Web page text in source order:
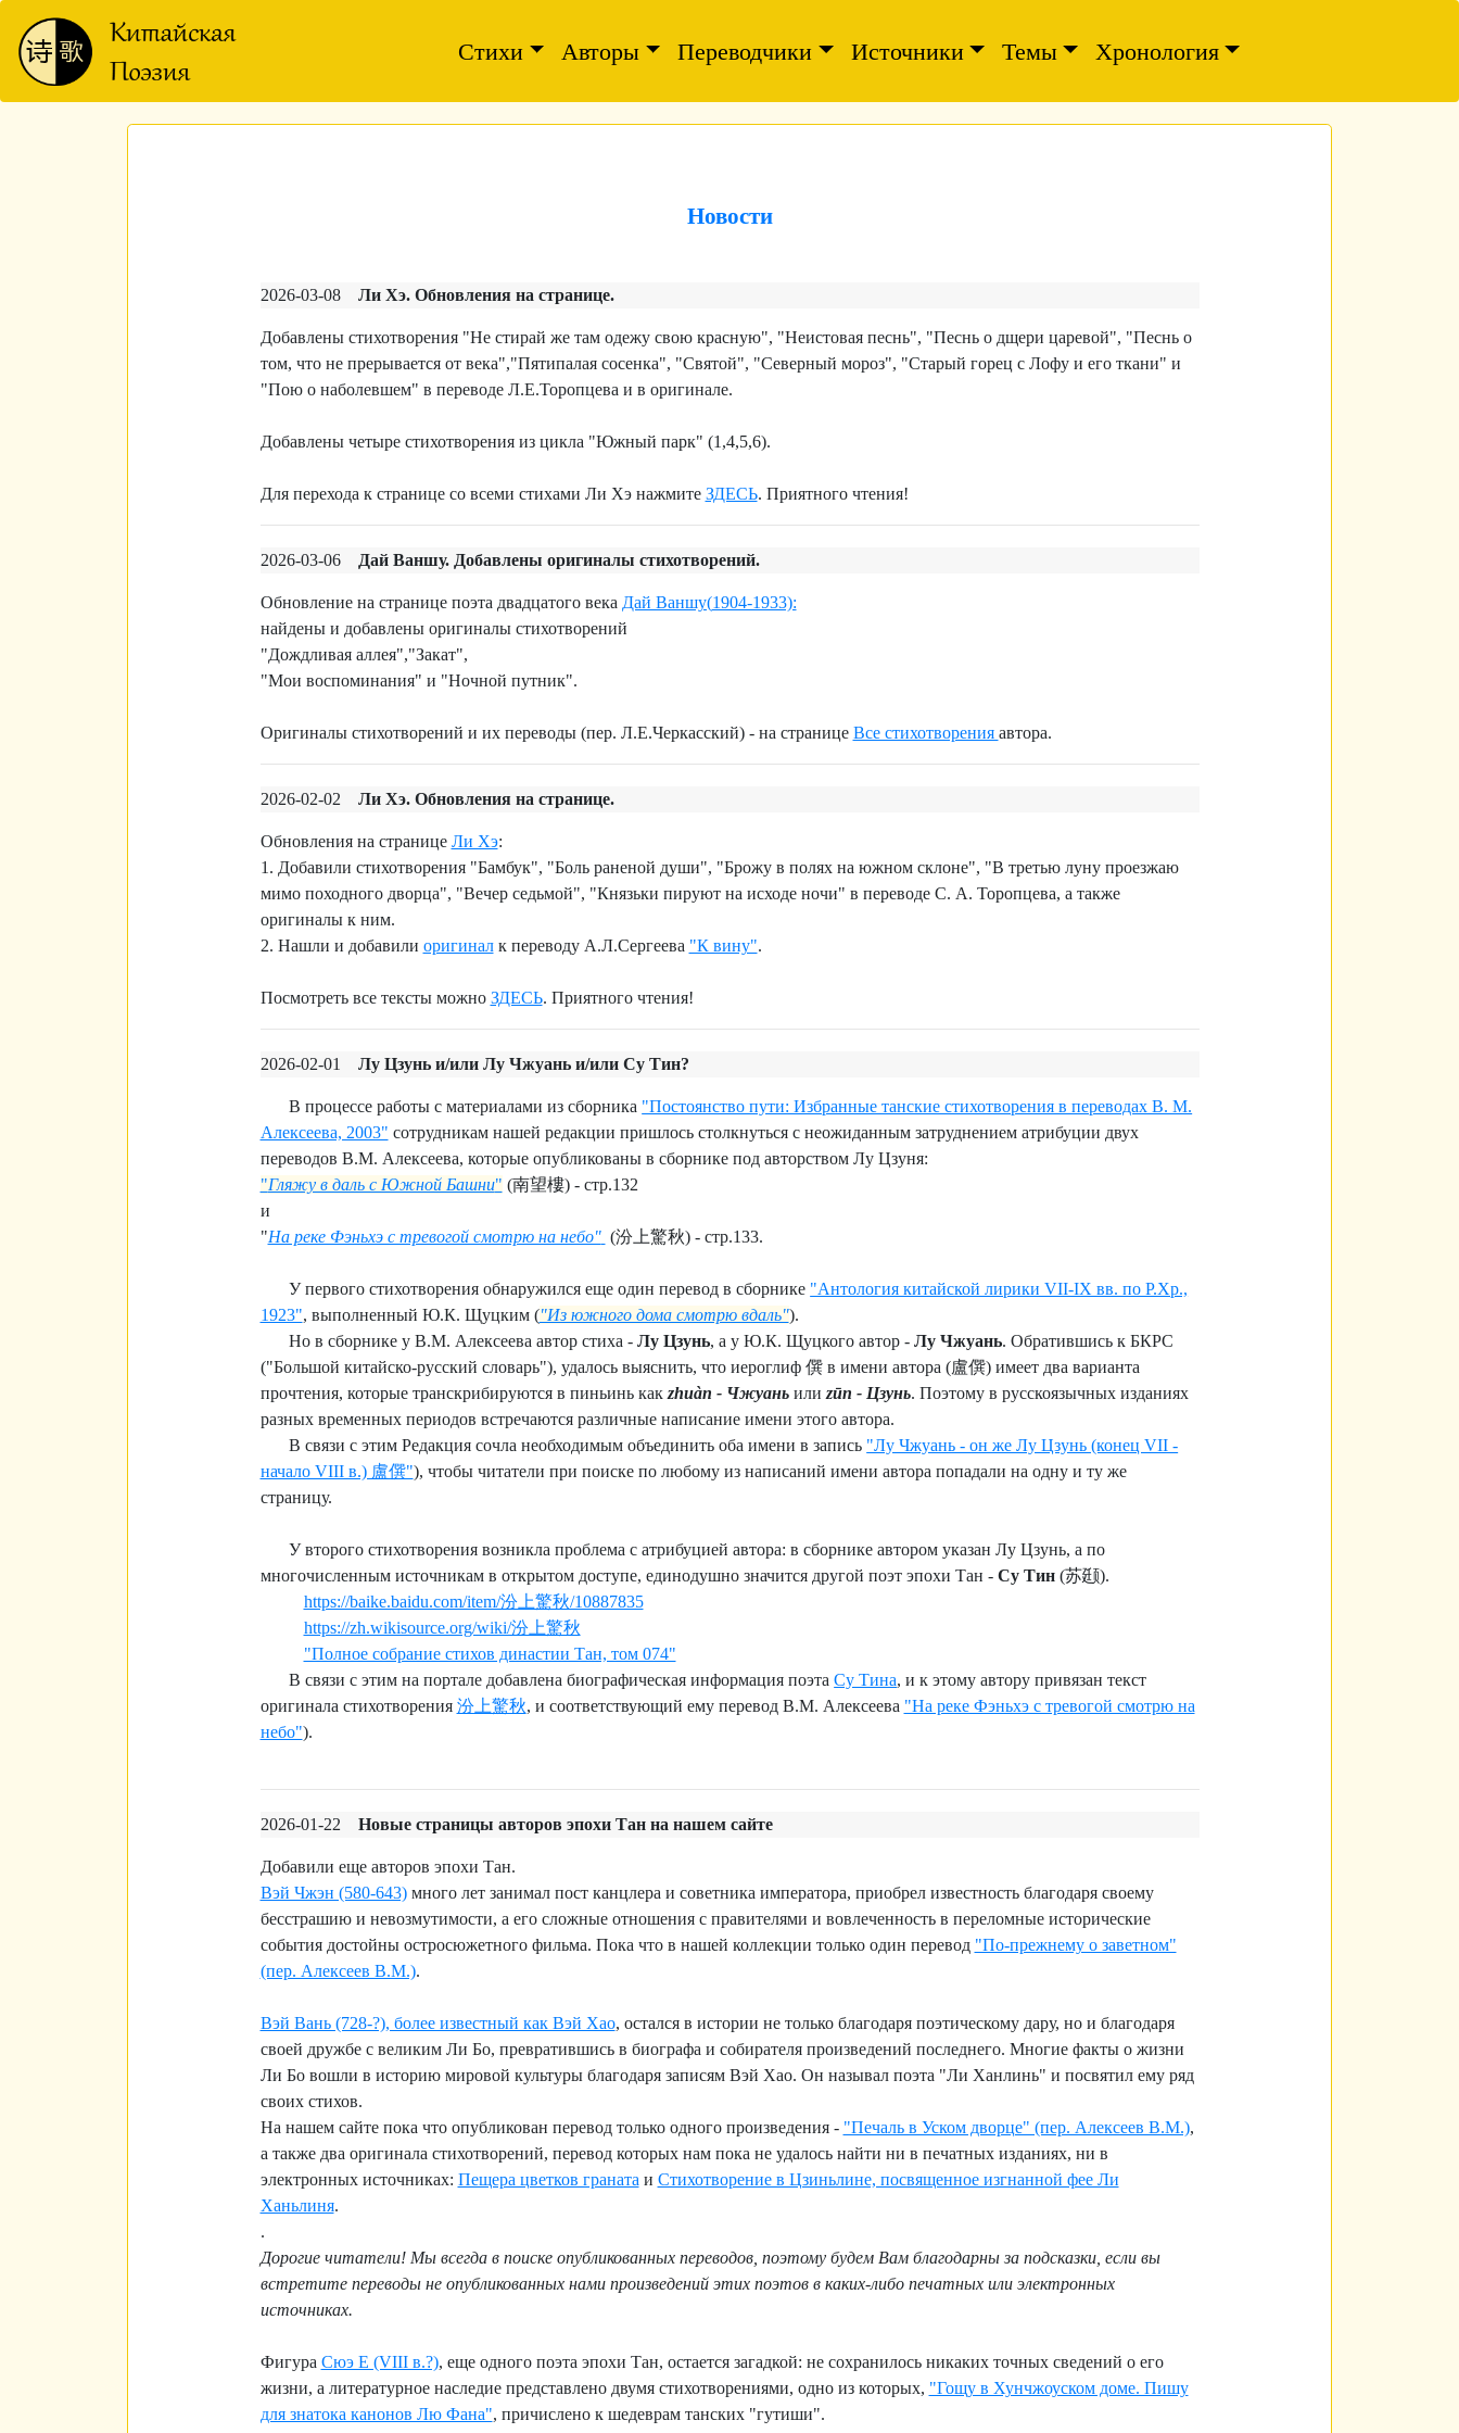
Стихи Авторы Переводчики Источники Темы Хронология
Новости
2026-03-08 Ли Хэ. Обновления на странице.
Добавлены стихотворения "Не стирай же там одежу свою красную", "Неистовая песнь", "Песнь о дщери царевой", "Песнь о
том, что не прерывается от века","Пятипалая сосенка", "Святой", "Северный мороз", "Старый горец с Лофу и его ткани" и
"Пою о наболевшем" в переводе Л.Е.Торопцева и в оригинале.
Добавлены четыре стихотворения из цикла "Южный парк" (1,4,5,6).
Для перехода к странице со всеми стихами Ли Хэ нажмите ЗДЕСЬ. Приятного чтения!
2026-03-06 Дай Ваншу. Добавлены оригиналы стихотворений.
Обновление на странице поэта двадцатого века Дай Ваншу(1904-1933):
найдены и добавлены оригиналы стихотворений
"Дождливая аллея","Закат",
"Мои воспоминания" и "Ночной путник".
Оригиналы стихотворений и их переводы (пер. Л.Е.Черкасский) - на странице Все стихотворения автора.
2026-02-02 Ли Хэ. Обновления на странице.
Обновления на странице Ли Хэ:
1. Добавили стихотворения "Бамбук", "Боль раненой души", "Брожу в полях на южном склоне", "В третью луну проезжаю
мимо походного дворца", "Вечер седьмой", "Князьки пируют на исходе ночи" в переводе С. А. Торопцева, а также
оригиналы к ним.
2. Нашли и добавили оригиналк переводу А.Л.Сергеева "К вину".
Посмотреть все тексты можно ЗДЕСЬ. Приятного чтения!
2026-02-01 Лу Цзунь и/или Лу Чжуань и/или Су Тин?
В процессе работы с материалами из сборника "Постоянство пути: Избранные танские стихотворения в переводах В. М.
Алексеева, 2003" сотрудникам нашей редакции пришлось столкнуться с неожиданным затруднением атрибуции двух
переводов В.М. Алексеева, которые опубликованы в сборнике под авторством Лу Цзуня:
"Гляжу в даль с Южной Башни" (南望樓) - стр.132
и
"На реке Фэньхэ с тревогой смотрю на небо" (汾上驚秋) - стр.133.
У первого стихотворения обнаружился еще один перевод в сборнике "Антология китайской лирики VII-IX вв. по Р.Хр.,
1923", выполненный Ю.К. Щуцким ("Из южного дома смотрю вдаль").
Но в сборнике у В.М. Алексеева автор стиха -Лу Цзунь, а у Ю.К. Щуцкого автор -Лу Чжуань. Обратившись к БКРС
("Большой китайско-русский словарь"), удалось выяснить, что иероглиф 僎 в имени автора (盧僎) имеет два варианта
прочтения, которые транскрибируются в пиньинь как zhuàn - Чжуаньили zūn - Цзунь. Поэтому в русскоязычных изданиях
разных временных периодов встречаются различные написание имени этого автора.
В связи с этим Редакция сочла необходимым объединить оба имени в запись "Лу Чжуань - он же Лу Цзунь (конец VII -
начало VIII в.) 盧僎"), чтобы читатели при поиске по любому из написаний имени автора попадали на одну и ту же
страницу.
У второго стихотворения возникла проблема с атрибуцией автора: в сборнике автором указан Лу Цзунь, а по
многочисленным источникам в открытом доступе, единодушно значится другой поэт эпохи Тан - Су Тин(苏颋).
https://baike.baidu.com/item/汾上驚秋/10887835
https://zh.wikisource.org/wiki/汾上驚秋
"Полное собрание стихов династии Тан, том 074"
В связи с этим на портале добавлена биографическая информация поэтаСу Тина, и к этому автору привязан текст
оригинала стихотворения 汾上驚秋, и соответствующий ему перевод В.М. Алексеева "На реке Фэньхэ с тревогой смотрю на
небо").
2026-01-22 Новые страницы авторов эпохи Тан на нашем сайте
Добавили еще авторов эпохи Тан.
Вэй Чжэн (580-643)много лет занимал пост канцлера и советника императора, приобрел известность благодаря своему
бесстрашию и невозмутимости, а его сложные отношения с правителями и вовлеченность в переломные исторические
события достойны остросюжетного фильма. Пока что в нашей коллекции только один перевод "По-прежнему о заветном"
(пер. Алексеев В.М.).
Вэй Вань (728-?), более известный как Вэй Хао, остался в истории не только благодаря поэтическому дару, но и благодаря
своей дружбе с великим Ли Бо, превратившись в биографа и собирателя произведений последнего. Многие факты о жизни
Ли Бо вошли в историю мировой культуры благодаря записям Вэй Хао. Он называл поэта "Ли Ханлинь" и посвятил ему ряд
своих стихов.
На нашем сайте пока что опубликован перевод только одного произведения - "Печаль в Уском дворце" (пер. Алексеев В.М.),
а также два оригинала стихотворений, перевод которых нам пока не удалось найти ни в печатных изданиях, ни в
электронных источниках: Пещера цветков граната и Стихотворение в Цзиньлине, посвященное изгнанной фее Ли
Ханьлиня.
.
Дорогие читатели! Мы всегда в поиске опубликованных переводов, поэтому будем Вам благодарны за подсказки, если вы
встретите переводы не опубликованных нами произведений этих поэтов в каких-либо печатных или электронных
источниках.
Фигура Сюэ Е (VIII в.?), еще одного поэта эпохи Тан, остается загадкой: не сохранилось никаких точных сведений о его
жизни, а литературное наследие представлено двумя стихотворениями, одно из которых, "Гощу в Хунчжоуском доме. Пишу
для знатока канонов Лю Фана", причислено к шедеврам танских "гутиши".